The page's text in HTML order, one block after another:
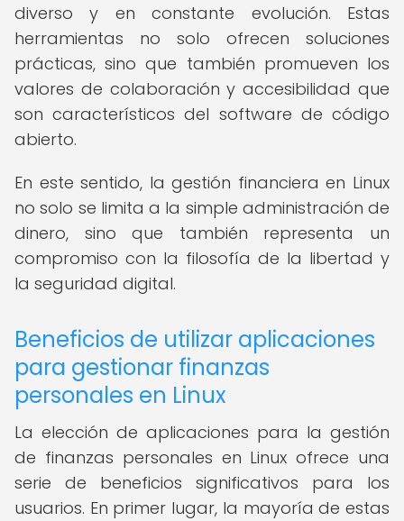
diverso y en constante evolución. Estas
herramientas no solo ofrecen soluciones
prácticas, sino que también promueven los
valores de colaboración y accesibilidad que
son característicos del software de código
abierto.
En este sentido, la gestión financiera en Linux
no solo se limita a la simple administración de
dinero, sino que también representa un
compromiso con la filosofía de la libertad y
la seguridad digital.
Beneficios de utilizar aplicaciones
para gestionar finanzas
personales en Linux
La elección de aplicaciones para la gestión
de finanzas personales en Linux ofrece una
serie de beneficios significativos para los
usuarios. En primer lugar, la mayoría de estas